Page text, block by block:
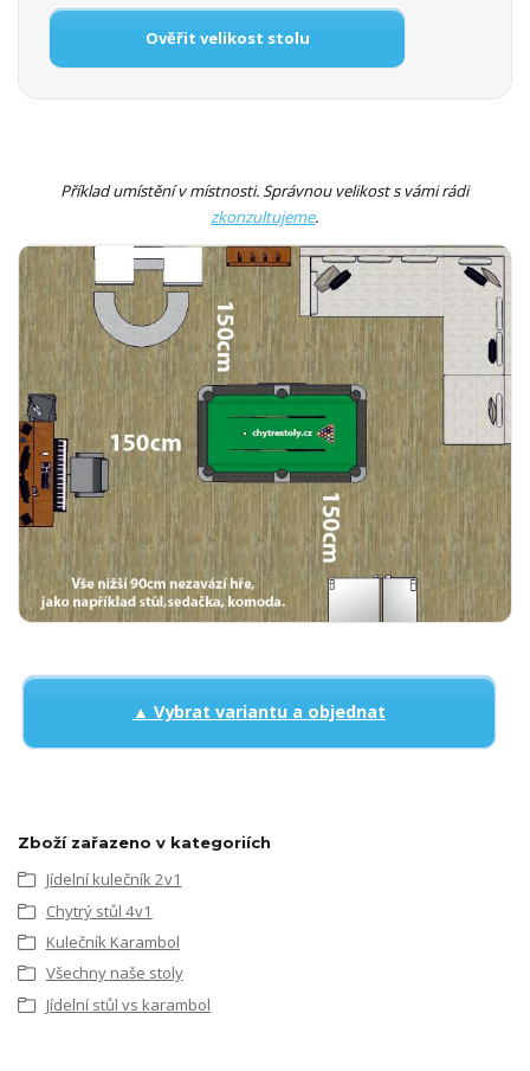
Ověřit velikost stolu
Příklad umístění v místnosti. Správnou velikost s vámi rádi
zkonzultujeme.
▲ Vybrat variantu a objednat
Zboží zařazeno v kategoriích
Jídelní kulečník 2v1
Chytrý stůl 4v1
Kulečník Karambol
Všechny naše stoly
Jídelní stůl vs karambol